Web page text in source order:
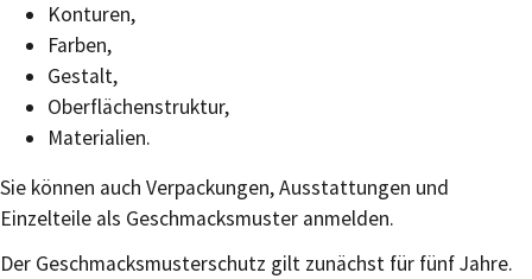
Konturen,
Farben,
Gestalt,
Oberflächenstruktur,
Materialien.
Sie können auch Verpackungen, Ausstattungen und
Einzelteile als Geschmacksmuster anmelden.
Der Geschmacksmusterschutz gilt zunächst für fünf Jahre.